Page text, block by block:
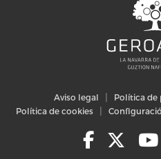
Aviso legal
Política de
Política de cookies